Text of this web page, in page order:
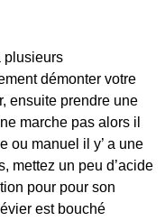
plusieurs
démonter votre
ensuite prendre une
marche pas alors il
ou manuel il y’ a une
mettez un peu d’acide
pour pour son
est bouché